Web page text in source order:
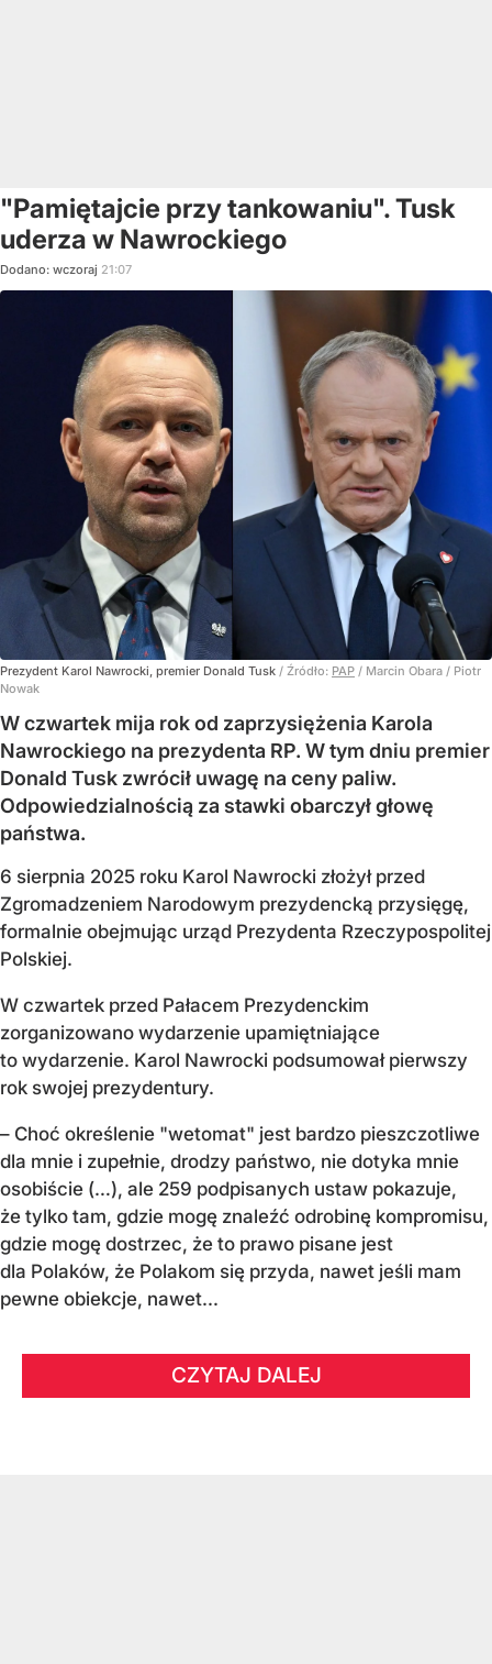
"Pamiętajcie przy tankowaniu". Tusk
uderza w Nawrockiego
Dodano: wczoraj 21:07
Prezydent Karol Nawrocki, premier Donald Tusk / Źródło: PAP / Marcin Obara / Piotr
Nowak
W czwartek mija rok od zaprzysiężenia Karola
Nawrockiego na prezydenta RP. W tym dniu premier
Donald Tusk zwrócił uwagę na ceny paliw.
Odpowiedzialnością za stawki obarczył głowę
państwa.
6 sierpnia 2025 roku Karol Nawrocki złożył przed
Zgromadzeniem Narodowym prezydencką przysięgę,
formalnie obejmując urząd Prezydenta Rzeczypospolitej
Polskiej.
W czwartek przed Pałacem Prezydenckim
zorganizowano wydarzenie upamiętniające
to wydarzenie. Karol Nawrocki podsumował pierwszy
rok swojej prezydentury.
– Choć określenie "wetomat" jest bardzo pieszczotliwe
dla mnie i zupełnie, drodzy państwo, nie dotyka mnie
osobiście (…), ale 259 podpisanych ustaw pokazuje,
że tylko tam, gdzie mogę znaleźć odrobinę kompromisu,
gdzie mogę dostrzec, że to prawo pisane jest
dla Polaków, że Polakom się przyda, nawet jeśli mam
pewne obiekcje, nawet...
CZYTAJ DALEJ